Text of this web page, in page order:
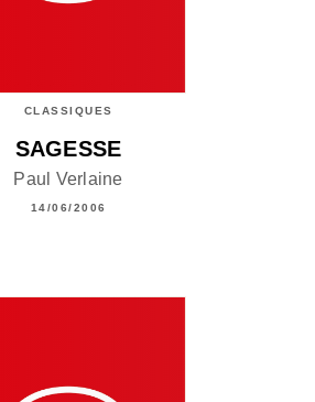
CLASSIQUES
SAGESSE
Paul Verlaine
14/06/2006